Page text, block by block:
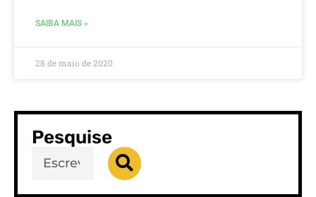
SAIBA MAIS »
28 de maio de 2020
Pesquise